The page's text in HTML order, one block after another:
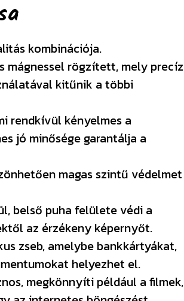
kombinációja.
mágnessel rögzített, mely precíz
kitűnik a többi
rendkívül kényelmes a
jó minősége garantálja a
magas szintű védelmet
belső puha felülete védi a
az érzékeny képernyőt.
zseb, amelybe bankkártyákat,
helyezhet el.
megkönnyíti például a filmek,